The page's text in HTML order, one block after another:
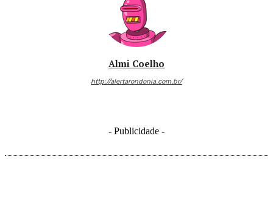
Almi Coelho
http://alertarondonia.com.br/
- Publicidade -